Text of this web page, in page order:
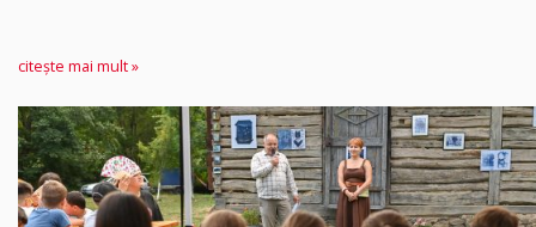
citește mai mult »